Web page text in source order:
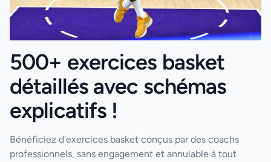
500+ exercices basket
détaillés avec schémas
explicatifs !
Bénéficiez d'exercices basket conçus par des coachs
professionnels, sans engagement et annulable à tout